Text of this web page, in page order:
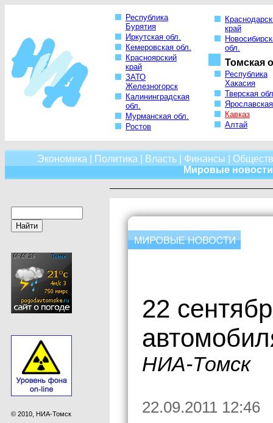
Республика
Бурятия
Иркутская обл.
Кемеровская обл.
Красноярский
край
ЗАТО
Железногорск
Калининградская
обл.
Мурманская обл.
Ростов
край
обл.
Томская
Республика
Хакасия
Тверская
Кавказ
Алтай
Экономика Политика Власть| Финансы
Мировые новости
© 2010, НИА-Томск
22
НИА-Томск
22.09.2011 12:46